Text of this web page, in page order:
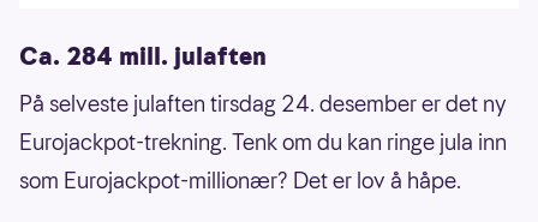
Ca. 284 mill. julaften
På selveste julaften tirsdag 24. desember er det ny
Eurojackpot-trekning. Tenk om du kan ringe jula inn
som Eurojackpot-millionær? Det er lov å håpe.